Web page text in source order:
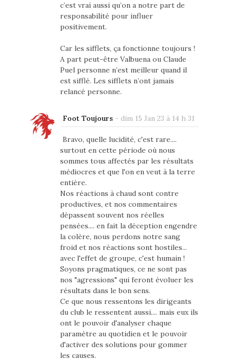
c’est vrai aussi qu’on a notre part de
responsabilité pour influer
positivement.
Car les sifflets, ça fonctionne toujours !
A part peut-être Valbuena ou Claude
Puel personne n’est meilleur quand il
est sifflé. Les sifflets n’ont jamais
relancé personne.
Foot Toujours- dim 15 Jan 23 à 14 h 31
Bravo, quelle lucidité, c'est rare....
surtout en cette période où nous
sommes tous affectés par les résultats
médiocres et que l'on en veut à la terre
entière.
Nos réactions à chaud sont contre
productives, et nos commentaires
dépassent souvent nos réelles
pensées.... en fait la déception engendre
la colère, nous perdons notre sang
froid et nos réactions sont hostiles...
avec l'effet de groupe, c'est humain !
Soyons pragmatiques, ce ne sont pas
nos "agressions" qui feront évoluer les
résultats dans le bon sens.
Ce que nous ressentons les dirigeants
du club le ressentent aussi.... mais eux ils
ont le pouvoir d'analyser chaque
paramètre au quotidien et le pouvoir
d'activer des solutions pour gommer
les causes.